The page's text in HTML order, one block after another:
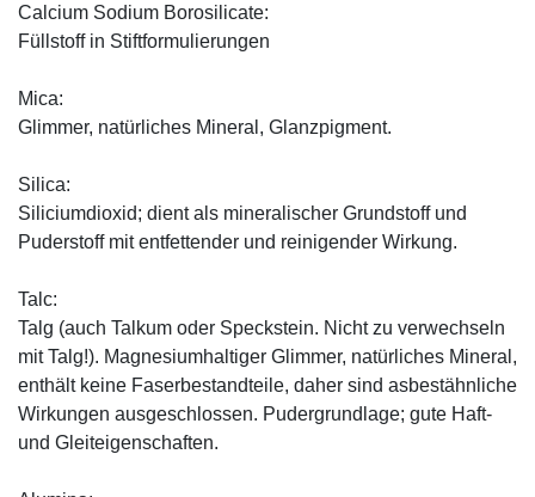
Calcium Sodium Borosilicate:
Füllstoff in Stiftformulierungen
Mica:
Glimmer, natürliches Mineral, Glanzpigment.
Silica:
Siliciumdioxid; dient als mineralischer Grundstoff und
Puderstoff mit entfettender und reinigender Wirkung.
Talc:
Talg (auch Talkum oder Speckstein. Nicht zu verwechseln
mit Talg!). Magnesiumhaltiger Glimmer, natürliches Mineral,
enthält keine Faserbestandteile, daher sind asbestähnliche
Wirkungen ausgeschlossen. Pudergrundlage; gute Haft-
und Gleiteigenschaften.